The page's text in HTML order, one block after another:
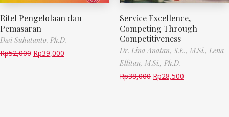
Ritel Pengelolaan dan
Pemasaran
Dwi Suhatanto. Ph.D.
Rp52,000 Rp39,000
Service Excellence,
Competing Through
Competitiveness
Dr. Lina Anatan, S.E., M.Si., Lena
Ellitan, M.Si., Ph.D.
Rp38,000 Rp28,500